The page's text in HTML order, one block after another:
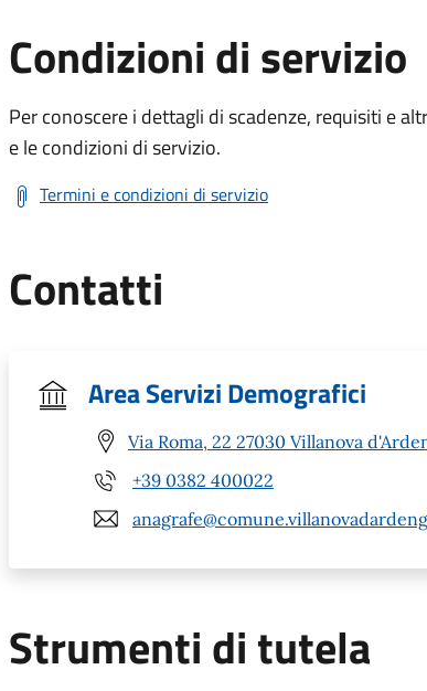
Condizioni di servizio
Per conoscere i dettagli di scadenze, requisiti e
e le condizioni di servizio.
Termini e condizioni di servizio
Contatti
Area Servizi Demografici
Via Roma, 22 27030 Villanova
+39 0382 400022
Strumenti di tutela